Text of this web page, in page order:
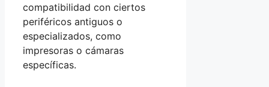
compatibilidad con ciertos
periféricos antiguos o
especializados, como
impresoras o cámaras
específicas.